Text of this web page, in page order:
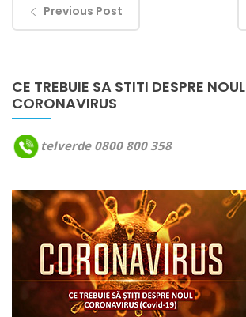
Previous Post
CE TREBUIE SA STITI DESPRE NOUL
CORONAVIRUS
telverde 0800 800 358